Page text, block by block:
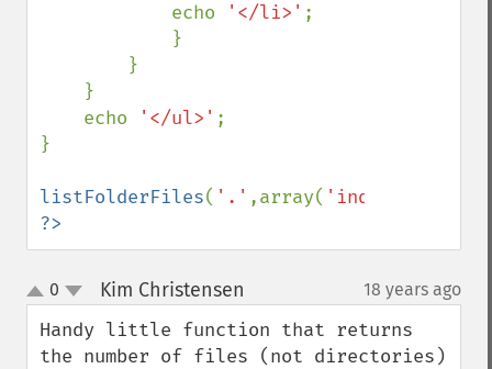
            echo
'</li>' ;
    echo
'</ul>' ;
}
listFolderFiles( '.' ,array( 'index.php'
?>
up
down
0 Kim Christensen 18 years ago
Handy little function that returns
the number of files (not directories)